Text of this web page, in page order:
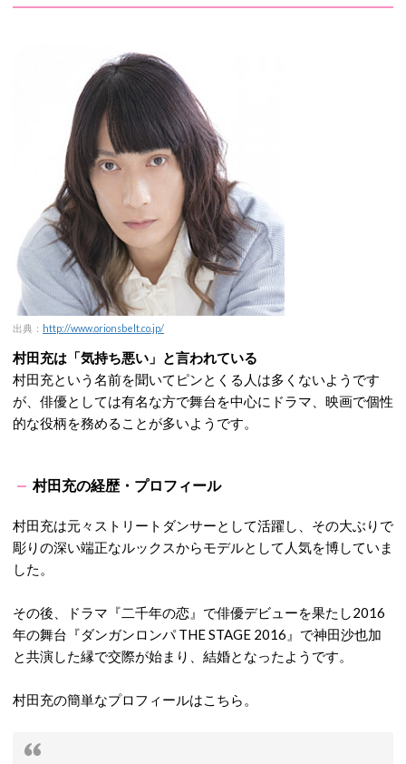
出典： http://www.orionsbelt.co.jp/
村田充は「気持ち悪い」と言われている
村田充という名前を聞いてピンとくる人は多くないようです
が、俳優としては有名な方で舞台を中心にドラマ、映画で個性
的な役柄を務めることが多いようです。
村田充の経歴・プロフィール
村田充は元々ストリートダンサーとして活躍し、その大ぶりで
彫りの深い端正なルックスからモデルとして人気を博していま
した。
その後、ドラマ『二千年の恋』で俳優デビューを果たし2016
年の舞台『ダンガンロンパ THE STAGE 2016』で神田沙也加
と共演した縁で交際が始まり、結婚となったようです。
村田充の簡単なプロフィールはこちら。